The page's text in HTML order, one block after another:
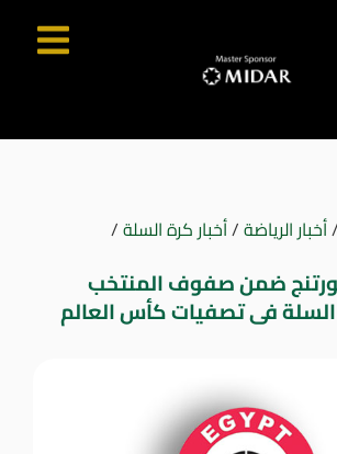
/أخبار الرياضة/أخبار كرة السلة/
ضمن صفوف المنتخب
فى تصفيات كأس العالم